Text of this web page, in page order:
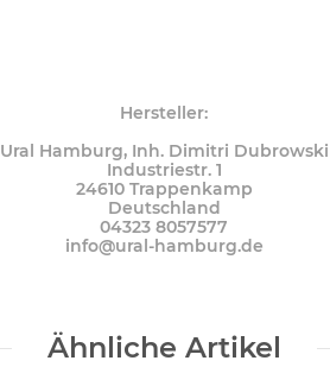
Hersteller:
Ural Hamburg, Inh. Dimitri Dubrowski
Industriestr. 1
24610 Trappenkamp
Deutschland
04323 8057577
info@ural-hamburg.de
Ähnliche Artikel